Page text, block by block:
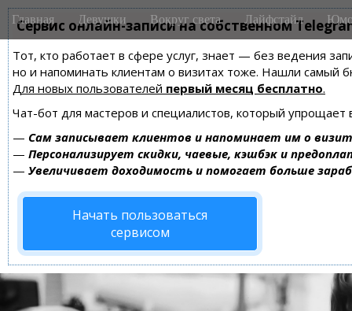
Сервис онлайн-записи на собственном
Тот, кто работает в сфере услуг, знает — без ведения
но и напоминать клиентам о визитах тоже. Нашли самый
Для новых пользователей первый месяц бесплатно.
Чат-бот для мастеров и специалистов, который упрощает
— Сам записывает клиентов и напоминает им о
— Персонализирует скидки, чаевые, кэшбэк и
— Увеличивает доходимость и помогает больше
Начать пользоваться
сервисом
M
a
n
m
e
n
u
i
Главная Девушки Вокруг света Лайфстайл